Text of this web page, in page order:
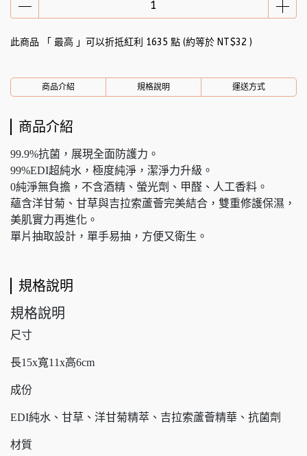
此商品 「 最高 」可以折抵紅利 1635 點 (約等於 NT$32 )
商品介紹 規格說明 運送方式
商品介紹
99.9%抗菌，展現全面防護力。
99%EDI超純水，極度純淨，潔淨力升級。
0純淨無負擔，不含酒精、螢光劑、甲醛、人工香料。
蘊含洋甘菊、甘草與吉拉索蘆薈完美結合，雙重修護保濕，
美肌實力再進化。
單片抽取設計，單手易抽，方便又衛生。
規格說明
規格說明
尺寸
長15x寬11x高6cm
成份
EDI純水、甘草、洋甘菊精萃、吉拉索蘆薈精華、抗菌劑
材質